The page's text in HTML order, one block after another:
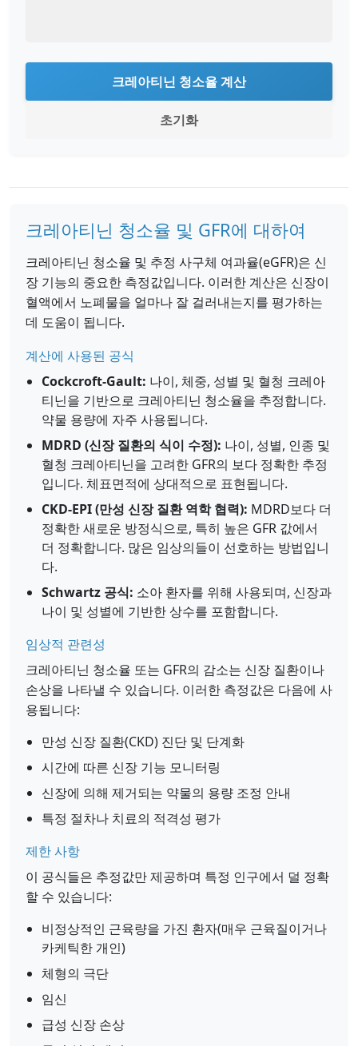
크레아티닌 청소율 계산
초기화
크레아티닌 청소율 및 GFR에 대하여
크레아티닌 청소율 및 추정 사구체 여과율(eGFR)은 신
장 기능의 중요한 측정값입니다. 이러한 계산은 신장이
혈액에서 노폐물을 얼마나 잘 걸러내는지를 평가하는
데 도움이 됩니다.
계산에 사용된 공식
Cockcroft-Gault: 나이, 체중, 성별 및 혈청 크레아
티닌을 기반으로 크레아티닌 청소율을 추정합니다.
약물 용량에 자주 사용됩니다.
MDRD (신장 질환의 식이 수정): 나이, 성별, 인종 및
혈청 크레아티닌을 고려한 GFR의 보다 정확한 추정
입니다. 체표면적에 상대적으로 표현됩니다.
CKD-EPI (만성 신장 질환 역학 협력): MDRD보다 더
정확한 새로운 방정식으로, 특히 높은 GFR 값에서
더 정확합니다. 많은 임상의들이 선호하는 방법입니
다.
Schwartz 공식: 소아 환자를 위해 사용되며, 신장과
나이 및 성별에 기반한 상수를 포함합니다.
임상적 관련성
크레아티닌 청소율 또는 GFR의 감소는 신장 질환이나
손상을 나타낼 수 있습니다. 이러한 측정값은 다음에 사
용됩니다:
만성 신장 질환(CKD) 진단 및 단계화
시간에 따른 신장 기능 모니터링
신장에 의해 제거되는 약물의 용량 조정 안내
특정 절차나 치료의 적격성 평가
제한 사항
이 공식들은 추정값만 제공하며 특정 인구에서 덜 정확
할 수 있습니다:
비정상적인 근육량을 가진 환자(매우 근육질이거나
카케틱한 개인)
체형의 극단
임신
급성 신장 손상